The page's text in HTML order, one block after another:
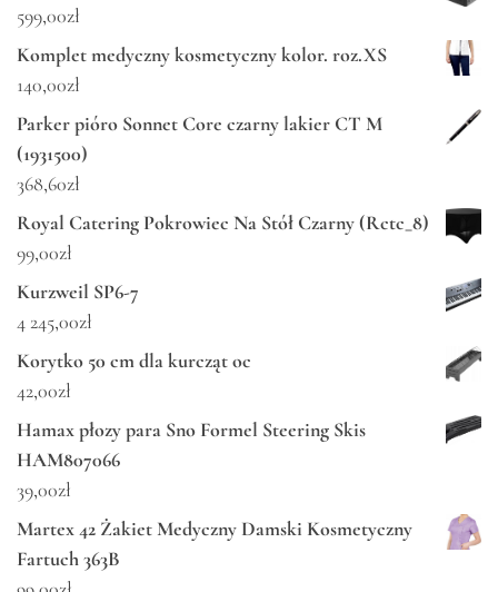
599,00zł
Komplet medyczny kosmetyczny kolor. roz.XS
140,00zł
Parker pióro Sonnet Core czarny lakier CT M
(1931500)
368,60zł
Royal Catering Pokrowiec Na Stół Czarny (Rctc_8)
99,00zł
Kurzweil SP6-7
4 245,00zł
Korytko 50 cm dla kurcząt oc
42,00zł
Hamax płozy para Sno Formel Steering Skis
HAM807066
39,00zł
Martex 42 Żakiet Medyczny Damski Kosmetyczny
Fartuch 363B